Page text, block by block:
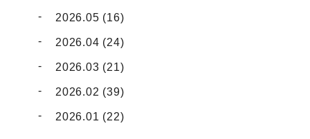
2026.05 (16)
2026.04 (24)
2026.03 (21)
2026.02 (39)
2026.01 (22)